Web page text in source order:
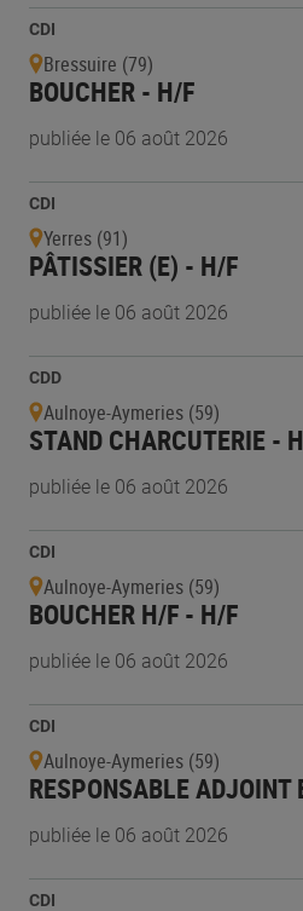
CDI
Bressuire (79)
BOUCHER - H/F
publiée le 06 août 2026
CDI
Yerres (91)
PÂTISSIER (E) - H/F
publiée le 06 août 2026
CDD
Aulnoye-Aymeries (59)
STAND CHARCUTERIE -
publiée le 06 août 2026
CDI
Aulnoye-Aymeries (59)
BOUCHER H/F - H/F
publiée le 06 août 2026
CDI
Aulnoye-Aymeries (59)
RESPONSABLE ADJOINT
publiée le 06 août 2026
CDI